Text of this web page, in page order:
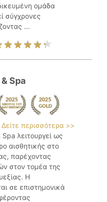
ομάδα
σύγχρονες
...
Spa
Δείτε περισσότερα >>
λειτουργεί ως
αισθητικής στο
παρέχοντας
στον τομέα της
Η
σε επιστημονικά